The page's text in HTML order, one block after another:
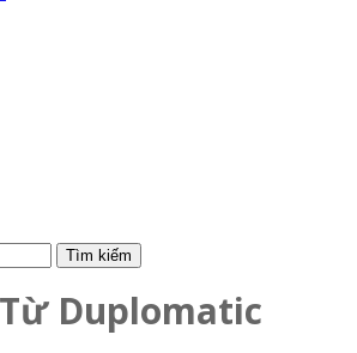
Duplomatic